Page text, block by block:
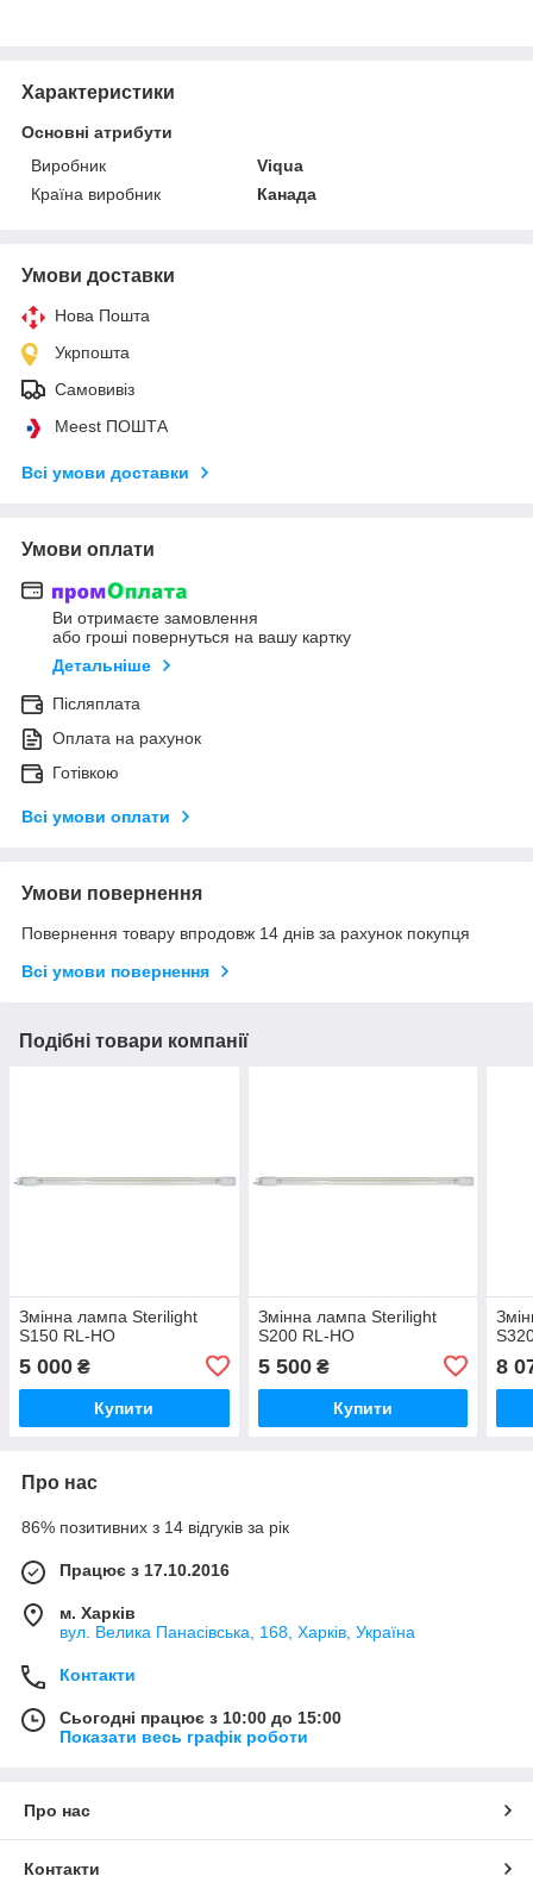
Характеристики
Основні атрибути
Виробник
Viqua
Країна виробник
Канада
Умови доставки
Нова Пошта
Укрпошта
Самовивіз
Meest ПОШТА
Всі умови доставки
Умови оплати
Ви отримаєте замовлення
або гроші повернуться на вашу картку
Детальніше
Післяплата
Оплата на рахунок
Готівкою
Всі умови оплати
Умови повернення
Повернення товару впродовж 14 днів за рахунок покупця
Всі умови повернення
Подібні товари компанії
Змінна лампа Sterilight
S150 RL-HO
5 000 ₴
Купити
Змінна лампа Sterilight
S200 RL-HO
5 500₴
Купити
8
Про нас
86% позитивних з 14 відгуків за рік
Працює з 17.10.2016
м. Харків
вул. Велика Панасівська, 168, Харків, Україна
Контакти
Сьогодні працює з 10:00 до 15:00
Показати весь графік роботи
Про нас
Контакти